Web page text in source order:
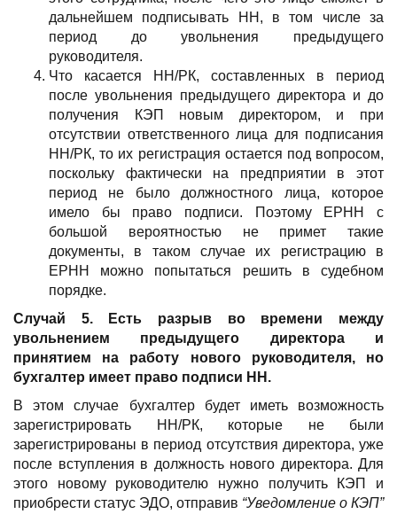
дальнейшем подписывать НН, в том числе за
период до увольнения предыдущего
руководителя.
Что касается НН/РК, составленных в период
после увольнения предыдущего директора и до
получения КЭП новым директором, и при
отсутствии ответственного лица для подписания
НН/РК, то их регистрация остается под вопросом,
поскольку фактически на предприятии в этот
период не было должностного лица, которое
имело бы право подписи. Поэтому ЕРНН с
большой вероятностью не примет такие
документы, в таком случае их регистрацию в
ЕРНН можно попытаться решить в судебном
порядке.
Случай 5. Есть разрыв во времени между
увольнением предыдущего директора и
принятием на работу нового руководителя, но
бухгалтер имеет право подписи НН.
В этом случае бухгалтер будет иметь возможность
зарегистрировать НН/РК, которые не были
зарегистрированы в период отсутствия директора, уже
после вступления в должность нового директора. Для
этого новому руководителю нужно получить КЭП и
приобрести статус ЭДО, отправив “Уведомление о КЭП”